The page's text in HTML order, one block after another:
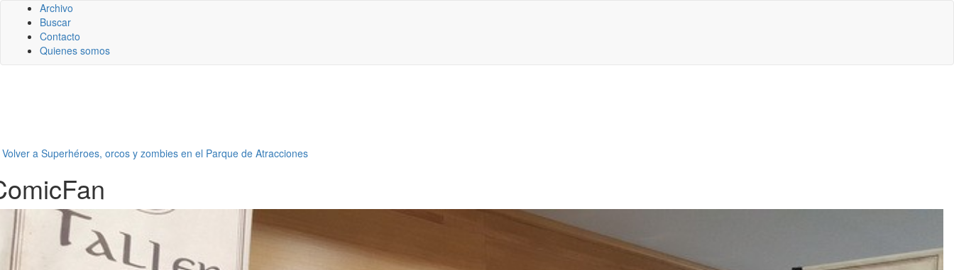
Archivo
Buscar
Contacto
Quienes somos
Volver a Superhéroes, orcos y zombies en el Parque de Atracciones